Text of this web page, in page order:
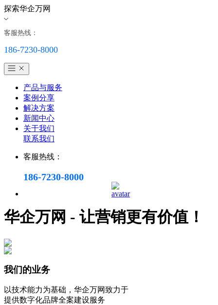
探索华企万网
客服热线：
186-7230-8000
产品与服务
案例分享
解决方案
新闻中心
关于我们
联系我们
客服热线：
186-7230-8000
华企万网 - 让营销更有价值！
我们的业务
以技术能力为基础，华企万网致力于
提供数字化品牌全案建设服务